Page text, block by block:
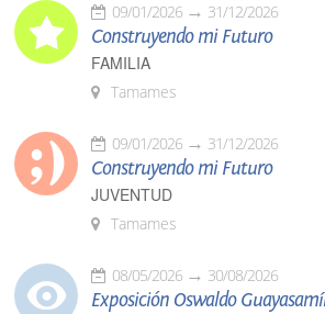
09/01/2026 31/12/2026
Construyendo mi Futuro
FAMILIA
Tamames
09/01/2026 31/12/2026
Construyendo mi Futuro
JUVENTUD
Tamames
08/05/2026 30/08/2026
Exposición Oswaldo